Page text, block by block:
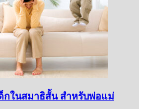
กในสมาธิสั้น สำหรับพ่อแม่